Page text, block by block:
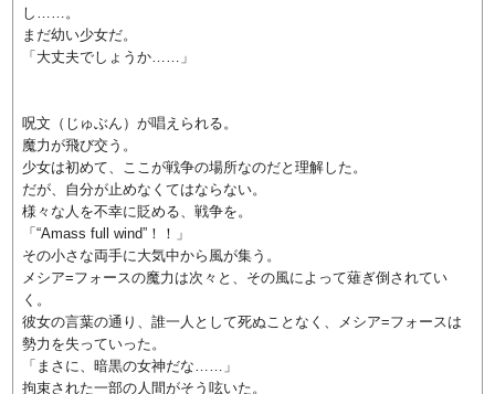
し……。
まだ幼い少女だ。
「大丈夫でしょうか……」
呪文（じゅぶん）が唱えられる。
魔力が飛び交う。
少女は初めて、ここが戦争の場所なのだと理解した。
だが、自分が止めなくてはならない。
様々な人を不幸に貶める、戦争を。
「“Amass full wind”！！」
その小さな両手に大気中から風が集う。
メシア=フォースの魔力は次々と、その風によって薙ぎ倒されてい
く。
彼女の言葉の通り、誰一人として死ぬことなく、メシア=フォースは
勢力を失っていった。
「まさに、暗黒の女神だな……」
拘束された一部の人間がそう呟いた。